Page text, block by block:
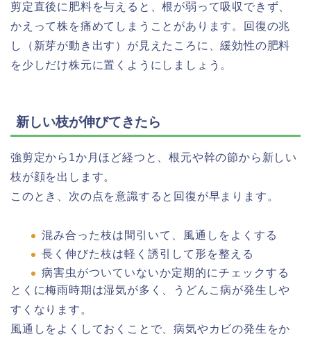
剪定直後に肥料を与えると、根が弱って吸収できず、
かえって株を痛めてしまうことがあります。回復の兆
し（新芽が動き出す）が見えたころに、緩効性の肥料
を少しだけ株元に置くようにしましょう。
新しい枝が伸びてきたら
強剪定から1か月ほど経つと、根元や幹の節から新しい
枝が顔を出します。
このとき、次の点を意識すると回復が早まります。
混み合った枝は間引いて、風通しをよくする
長く伸びた枝は軽く誘引して形を整える
病害虫がついていないか定期的にチェックする
とくに梅雨時期は湿気が多く、うどんこ病が発生しや
すくなります。
風通しをよくしておくことで、病気やカビの発生をか